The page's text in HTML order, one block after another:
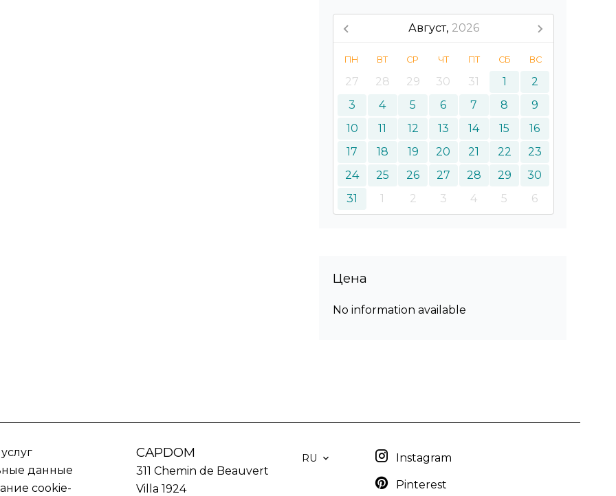
Август, 2026
ПН ВТ СР ЧТ ПТ СБ ВС
27 28 29 30 31 1
2
3
4 5 6 7 8
9
10
11 12 13 14 15
16
17
18 19 20 21 22
23
24
25 26 27 28 29
30
31
1 2 3 4 5 6
Цена
No information available
данные
cookie-
CAPDOM
311 Chemin de Beauvert
Villa 1924
RU Instagram
Pinterest